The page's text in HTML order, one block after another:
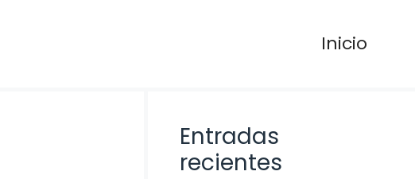
Inicio
Entradas
recientes